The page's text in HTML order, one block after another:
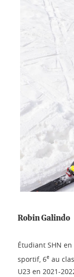
Robin Galindo
Étudiant SHN
sportif, 6e au
U23 en 2021-